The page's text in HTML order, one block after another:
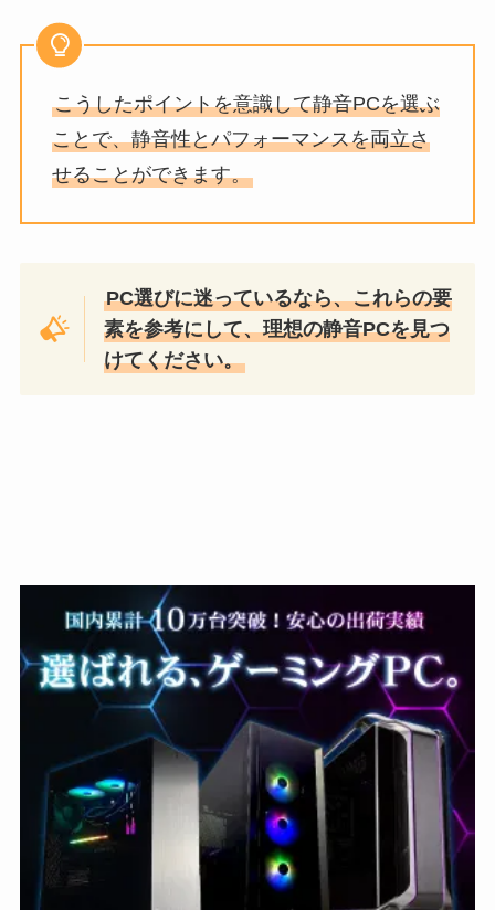
こうしたポイントを意識して静音PCを選ぶ
ことで、静音性とパフォーマンスを両立さ
せることができます。
PC選びに迷っているなら、これらの要
素を参考にして、理想の静音PCを見つ
けてください。